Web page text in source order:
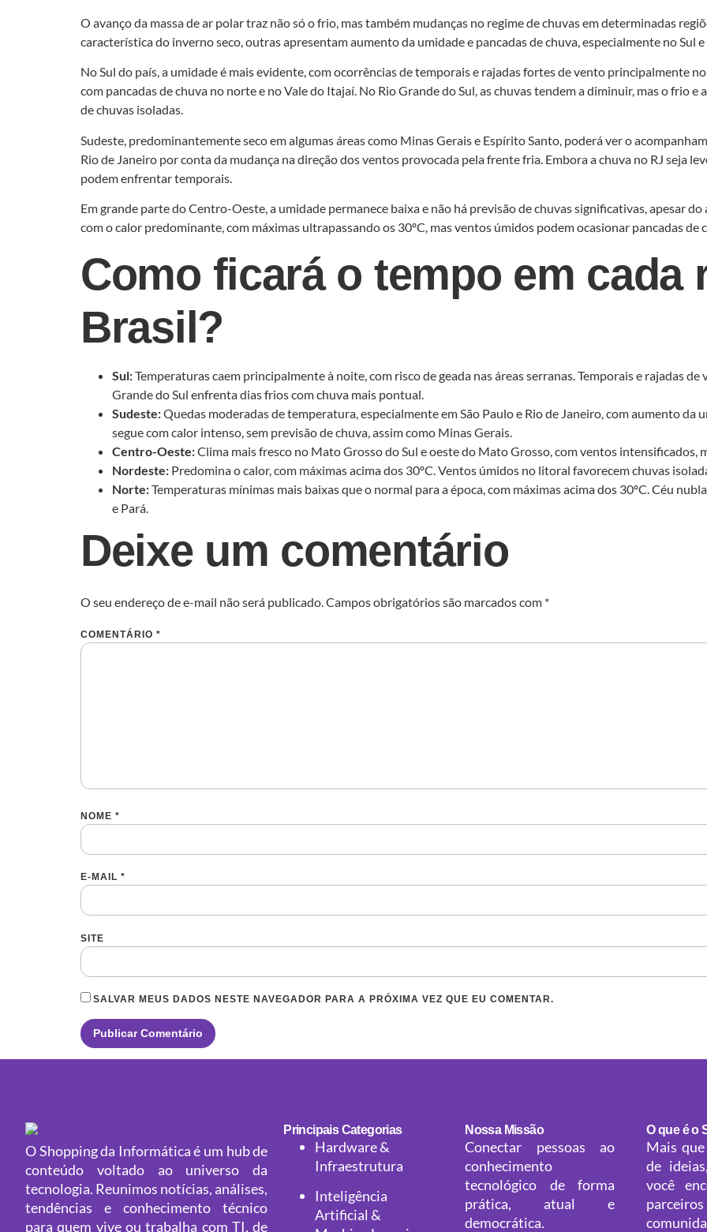
O avanço da massa de ar polar traz não só o frio, mas também mudanças no regime de chuvas em determinadas
característica do inverno seco, outras apresentam aumento da umidade e pancadas de chuva, especialmente no Sul e
No Sul do país, a umidade é mais evidente, com ocorrências de temporais e rajadas fortes de vento principalmente
com pancadas de chuva no norte e no Vale do Itajaí. No Rio Grande do Sul, as chuvas tendem a diminuir, mas o frio
de chuvas isoladas.
Sudeste, predominantemente seco em algumas áreas como Minas Gerais e Espírito Santo, poderá ver o
Rio de Janeiro por conta da mudança na direção dos ventos provocada pela frente fria. Embora a chuva no RJ seja
podem enfrentar temporais.
Em grande parte do Centro-Oeste, a umidade permanece baixa e não há previsão de chuvas significativas, apesar
com o calor predominante, com máximas ultrapassando os 30ºC, mas ventos úmidos podem ocasionar pancadas
Como ficará o tempo em cada
Brasil?
Sul:Temperaturas caem principalmente à noite, com risco de geada nas áreas serranas. Temporais e rajadas
Grande do Sul enfrenta dias frios com chuva mais pontual.
Sudeste:Quedas moderadas de temperatura, especialmente em São Paulo e Rio de Janeiro, com aumento da
segue com calor intenso, sem previsão de chuva, assim como Minas Gerais.
Centro-Oeste:Clima mais fresco no Mato Grosso do Sul e oeste do Mato Grosso, com ventos intensificados,
Nordeste: Predomina o calor, com máximas acima dos 30ºC. Ventos úmidos no litoral favorecem chuvas
Norte:Temperaturas mínimas mais baixas que o normal para a época, com máximas acima dos 30ºC. Céu
e Pará.
Deixe um comentário
O seu endereço de e-mail não será publicado.Campos obrigatórios são marcados com *
COMENTÁRIO *
NOME *
E-MAIL *
SITE
SALVAR MEUS DADOS NESTE NAVEGADOR PARA A PRÓXIMA VEZ QUE EU COMENTAR.
O Shopping da Informática é um hub de
conteúdo voltado ao universo da
tecnologia. Reunimos notícias, análises,
tendências e conhecimento técnico
para quem vive ou trabalha com TI, de
Principais Categorias
Hardware &
Infraestrutura
Inteligência
Artificial &
Nossa Missão
Conectar pessoas ao
conhecimento
tecnológico de forma
prática, atual e
democrática.
O que é o
Mais
de
você